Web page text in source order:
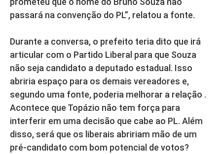
passará na convenção do PL”, relatou a fonte.
Durante a conversa, o prefeito teria dito que irá
articular com o Partido Liberal para que Souza
não seja candidato a deputado estadual. Isso
abriria espaço para os demais vereadores e,
segundo uma fonte, poderia melhorar a relação .
Acontece que Topázio não tem força para
interferir em uma decisão que cabe ao PL. Além
disso, será que os liberais abririam mão de um
pré-candidato com bom potencial de votos?